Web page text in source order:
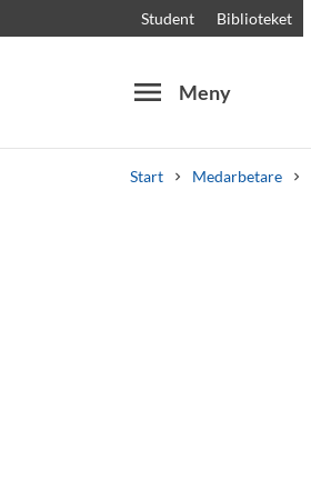
Student Biblioteket
menu Meny
Start Medarbetare